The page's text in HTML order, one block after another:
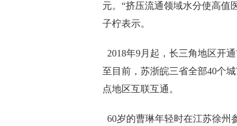
元。“挤压流通领域水分使高值
子柠表示。
2018年9月起，长三角地区开
至目前，苏浙皖三省全部40个
点地区互联互通。
60岁的曹琳年轻时在江苏徐州